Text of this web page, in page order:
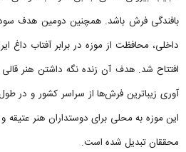
بافندگی فرش باشد. همچنین دومین هدف
افتتاح شد. هدف آن زنده نگه داشتن هنر
آوری زیباترین فرش‌ها از سراسر کشور و در
این موزه به محلی برای دوستداران هنر
محققان تبدیل شده است.